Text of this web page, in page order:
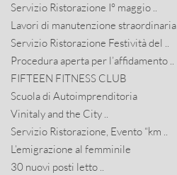
Servizio Ristorazione I° maggio ..
Lavori di manutenzione straordinaria ..
Servizio Ristorazione Festività del ..
Procedura aperta per l’affidamento ..
FIFTEEN FITNESS CLUB
Scuola di Autoimprenditoria
Vinitaly and the City ..
Servizio Ristorazione, Evento “km ..
L’emigrazione al femminile
30 nuovi posti letto ..